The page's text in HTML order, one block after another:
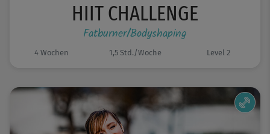
HIIT CHALLENGE
Fatburner/Bodyshaping
4 Wochen 1,5 Std./Woche Level 2